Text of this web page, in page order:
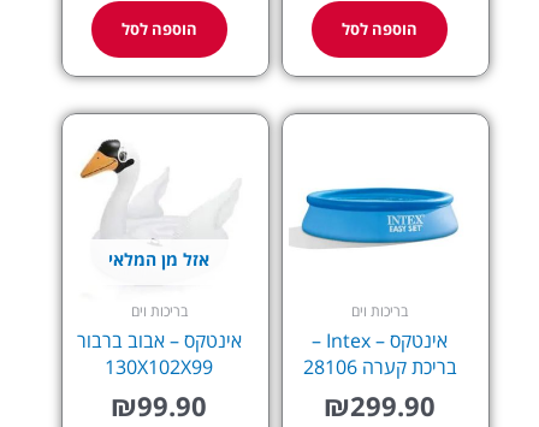
הוספה לסל הוספה לסל
בריכות וים
אינטקס – Intex –
בריכת קערה 28106
₪299.90
אזל מן המלאי
בריכות וים
אינטקס – אבוב ברבור
130X102X99
₪99.90